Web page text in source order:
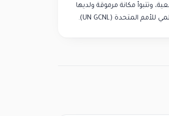
وتتبوأ مكانة مرموقة ولديها
للأمم المتحدة (UN GCNL).